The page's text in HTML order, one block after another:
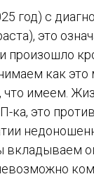
год) с
это
произошло
как
имеем.
ка, это